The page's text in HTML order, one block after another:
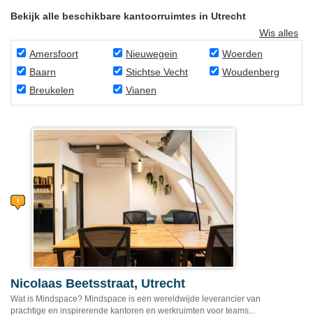
Bekijk alle beschikbare kantoorruimtes in Utrecht
Wis alles
Amersfoort
Baarn
Breukelen
Nieuwegein
Stichtse Vecht
Vianen
Woerden
Woudenberg
Nicolaas Beetsstraat, Utrecht
Wat is Mindspace? Mindspace is een wereldwijde leverancier van
prachtige en inspirerende kantoren en werkruimten voor teams...